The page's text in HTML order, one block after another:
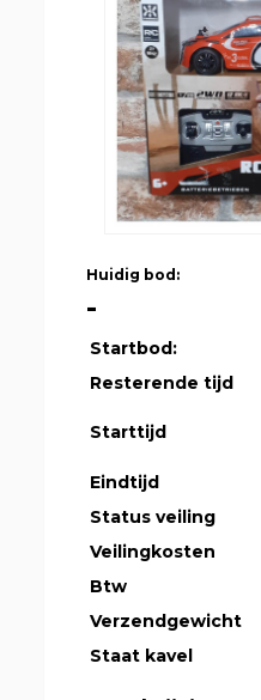
Huidig bod:
-
Startbod:
Resterende tijd
Starttijd
Eindtijd
Status veiling
Veilingkosten
Btw
Verzendgewicht
Staat kavel